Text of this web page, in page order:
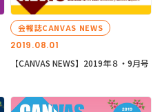
2019.08.01
会報誌CANVAS NEWS
【CANVAS NEWS】2019年８・9月号